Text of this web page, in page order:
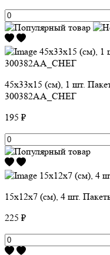
45х33х15 (см), 1 шт.
300382АА_СНЕГ
195 ₽
15х12х7 (см), 4 шт.
225 ₽